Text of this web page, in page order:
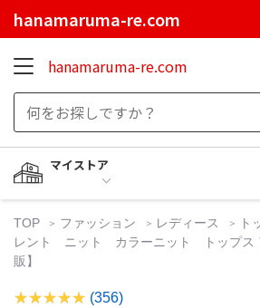
hanamaruma-re.com
hanamaruma-re.com
マイストア
TOP ファッション レディース ト
レント ニット カラーニット トップス
販】
(356)